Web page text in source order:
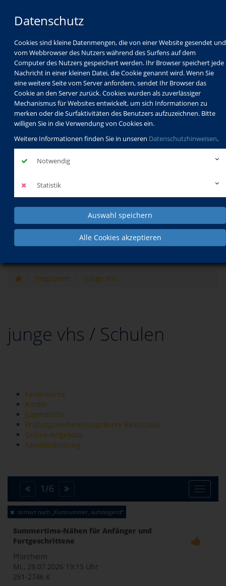
Datenschutz
Cookies sind kleine Datenmengen, die von einer Website gesendet und
vom Webbrowser des Nutzers während des Surfens auf dem
Computer des Nutzers gespeichert werden. Ihr Browser speichert jede
Nachricht in einer kleinen Datei, die Cookie genannt wird. Wenn Sie
eine weitere Seite vom Server anfordern, sendet Ihr Browser das
Cookie an den Server zurück. Cookies wurden als zuverlässiger
Mechanismus für Websites entwickelt, um sich Informationen zu
merken oder die Surfaktivitäten des Benutzers aufzuzeichnen. Bitte
willigen Sie in die Verwendung von Cookies ein.
Weitere Informationen finden Sie in unseren Datenschutzhinweisen.
Notwendig
Statistik
Auswahl speichern
Alle Cookies akzeptieren
Programm
Schulabschlüsse
Schulkindbetreuung
Service
Programm junge vhs
junge vhs / Schulen
Ferienkurse
Kinder
Jugendliche
Prüfungsvorbereitungskurse Realschule
Online-Angebote
Familienbildung
Toggle
1/6
sortiert nach „Kursnummer, aufsteigend“
Summertime-Nähen für Anfänger und
Fortgeschrittene
Pforzheim
Mi., 29.07.2026 19:15 Uhr
261-2746 K